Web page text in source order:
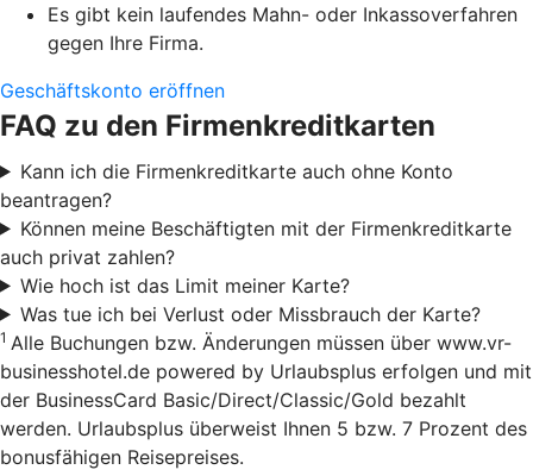
Es gibt kein laufendes Mahn- oder Inkassoverfahren
gegen Ihre Firma.
Geschäftskonto eröffnen
FAQ zu den Firmenkreditkarten
Kann ich die Firmenkreditkarte auch ohne Konto
beantragen?
Können meine Beschäftigten mit der Firmenkreditkarte
auch privat zahlen?
Wie hoch ist das Limit meiner Karte?
Was tue ich bei Verlust oder Missbrauch der Karte?
1 Alle Buchungen bzw. Änderungen müssen über www.vr-
businesshotel.de powered by Urlaubsplus erfolgen und mit
der BusinessCard Basic/Direct/Classic/Gold bezahlt
werden. Urlaubsplus überweist Ihnen 5 bzw. 7 Prozent des
bonusfähigen Reisepreises.